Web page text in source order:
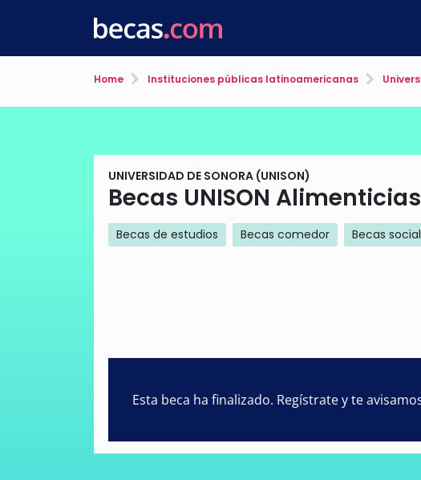
Home Instituciones públicas latinoamericanas
UNIVERSIDAD DE SONORA (UNISON)
Becas UNISON Alimenticias
Becas de estudios Becas comedor Becas
Esta beca ha finalizado. Regístrate y te